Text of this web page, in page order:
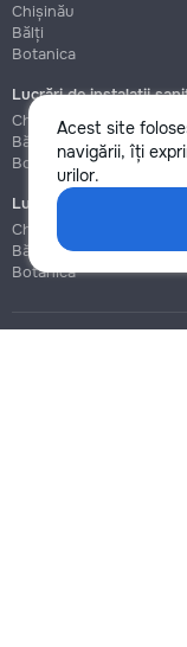
Acest site
navigării, îți
urilor.
Chișinău
Bălți
Botanica
Lucrări de instalații
Chișinău
Bălți
Botanica
Lucrări de construcție și
Chișinău
Bălți
Botanica